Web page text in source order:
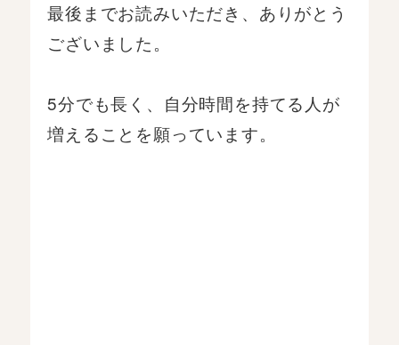
最後までお読みいただき、ありがとう
ございました。
5分でも長く、自分時間を持てる人が
増えることを願っています。